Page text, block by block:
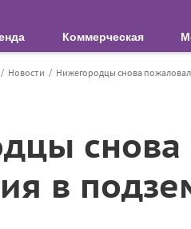
Коммерческая
Новости Нижегородцы снова
в